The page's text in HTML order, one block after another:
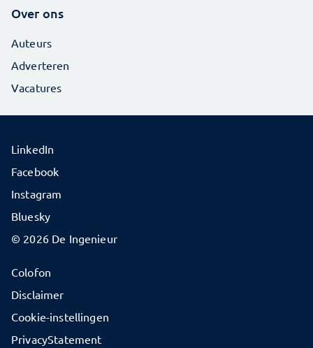
Over ons
Auteurs
Adverteren
Vacatures
© 2026 De Ingenieur
Colofon
Disclaimer
Cookie-instellingen
PrivacyStatement
LinkedIn
Facebook
Instagram
Bluesky